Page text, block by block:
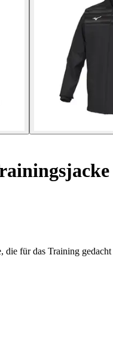
für das Training